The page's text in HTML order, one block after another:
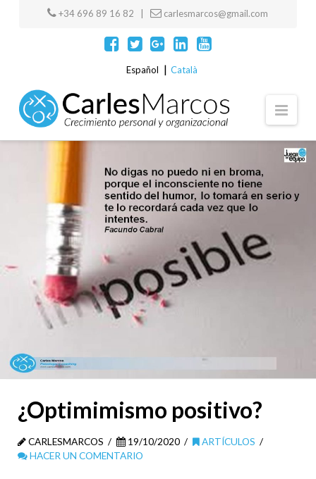
+34 696 89 16 82 | carlesmarcos@gmail.com
Español Català
¿Optimimismo positivo?
CARLESMARCOS 19/10/2020
ARTÍCULOS
HACER UN COMENTARIO